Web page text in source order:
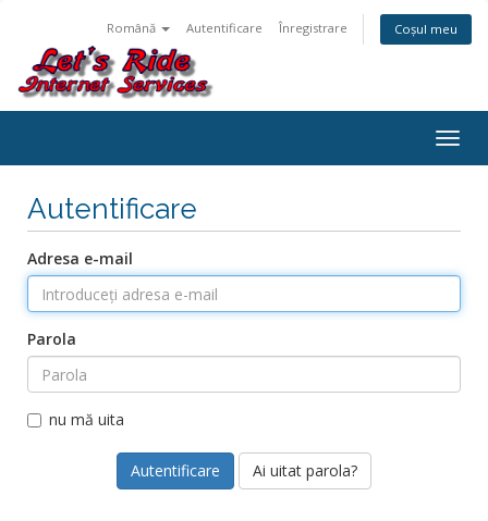
Română Autentificare Înregistrare Coșul meu
Autentificare
Adresa e-mail
Parola
nu mă uita
Ai uitat parola?